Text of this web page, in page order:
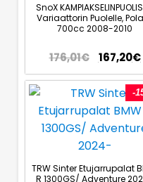
SnoX
Variaattorin Puolelle,
700cc 2008-2010
176,01€ 167,20€
-
TRW Sinter Etujarrupalat
R 1300GS/ Adventure